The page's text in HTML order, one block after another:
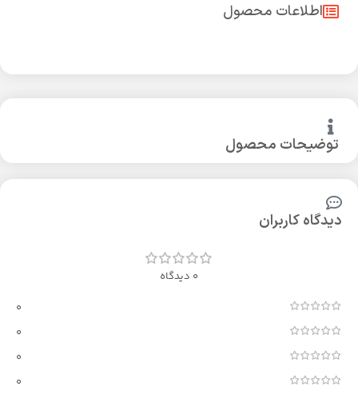
توضیحات محصول
اطلاعات محصول
دیدگاه کاربران
0 دیدگاه
0
0
0
0